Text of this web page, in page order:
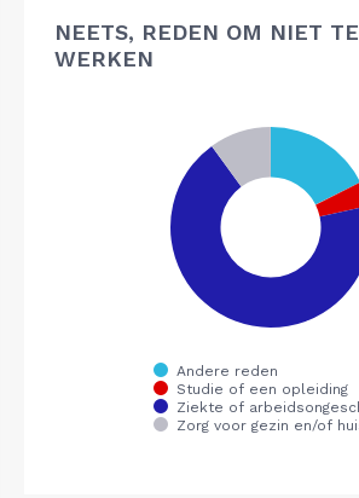
NEETS, REDEN OM NIET TE
WERKEN